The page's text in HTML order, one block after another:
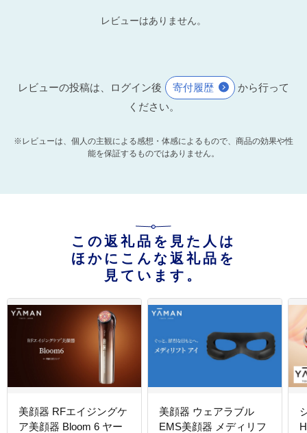
レビューはありません。
レビューの投稿は、ログイン後 寄付履歴
から行って
ください。
※レビューは、個人の主観による感想・体感によるもので、商品の効果や性
能を保証するものではありません。
この返礼品を見た人は
ほかにこんな返礼品を
見ています。
美顔器 RFエイジングケ
ア美顔器 Bloom 6 ヤー
美顔器 ウェアラブル
EMS美顔器 メディリフ